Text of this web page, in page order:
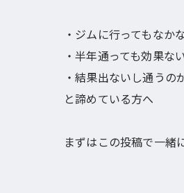
・ジムに行ってもなか
・半年通っても効果な
・結果出ないし通うの
と諦めている方へ
まずはこの投稿で一緒